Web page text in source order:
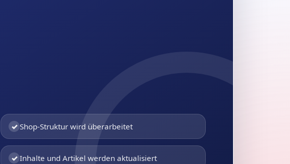
✓ Shop-Struktur wird überarbeitet
✓ Inhalte und Artikel werden aktualisiert